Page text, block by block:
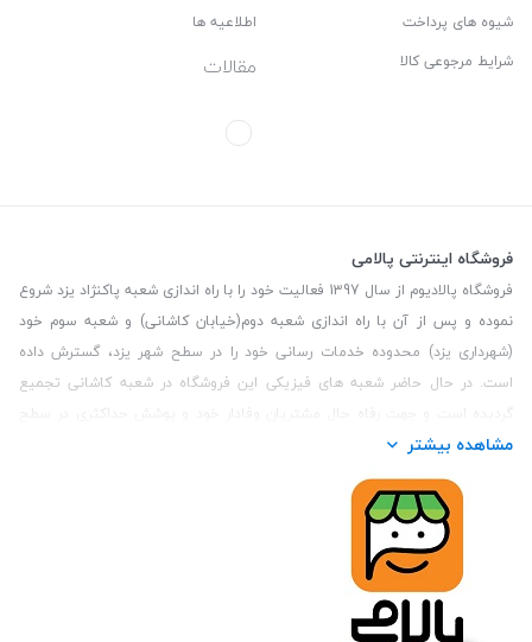
شیوه های پرداخت
شرایط مرجوعی کالا
اطلاعیه ها
مقالات
فروشگاه اینترنتی پالامی
فروشگاه پالادیوم از سال 1397 فعالیت خود را با راه اندازی شعبه پاکنژاد یزد شروع
نموده و پس از آن با راه اندازی شعبه دوم(خیابان کاشانی) و شعبه سوم خود
(شهرداری یزد) محدوده خدمات رسانی خود را در سطح شهر یزد، گسترش داده
است. در حال حاضر شعبه های فیزیکی این فروشگاه در شعبه کاشانی تجمیع
گردیده است و جهت رفاه حال مشتریان وفادار خود و پوشش حداکثری در سطح
استان یزد و همچنین مشتریان سطح کشور، فروشگاه اینترنتی پالامی را راه اندازی
نموده است. هدف فروشگاه اینترنتی پالامی فراهم نمودن یک خرید اینترنتی
مطمئن، با کالاهای متنوع، باکیفیت و دارای قیمت مناسب می باشد که مشتری
بتواند در مدت زمان کوتاه کالاهای خود را سفارش داده و در زمان مورد نظر خود
تحویل بگیرد و در صورت وجود عدم تطابق سفارش و کالای تحویل شده ضمانت
بازگشت کالا هم داشته باشد. سابقه درخشان در فروش حضوری و جذب مشتریان و
انعقاد قرارداد با ارگان های دولتی و خصوصی از افتخارات این مجموعه می باشد.
مشاهده بیشتر